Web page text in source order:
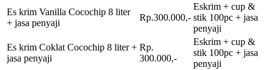
Es krim Vanilla Cocochip 8 liter
+ jasa penyaji
Rp.300.000,-
Eskrim + cup &
stik 100pc + jasa
penyaji
Es krim Coklat Cocochip 8 liter +
jasa penyaji
Rp.
300.000,-
Eskrim + cup &
stik 100pc + jasa
penyaji